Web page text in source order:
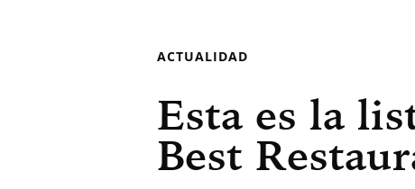
ACTUALIDAD
Esta es la
Best